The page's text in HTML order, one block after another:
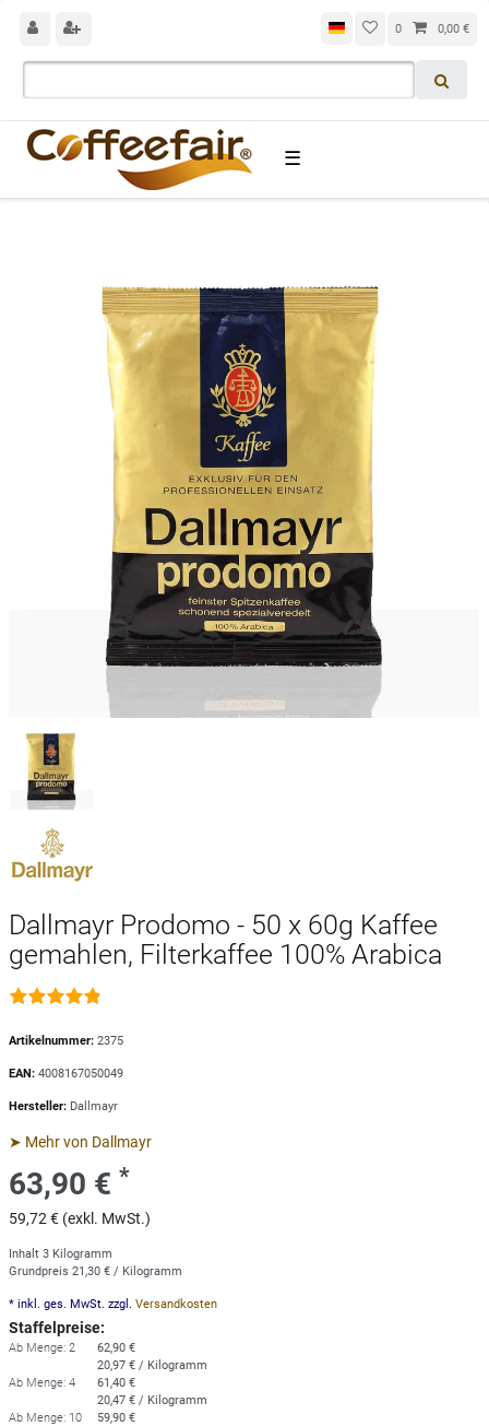
0 0,00 €
☰
Dallmayr Prodomo - 50 x 60g Kaffee
gemahlen, Filterkaffee 100% Arabica
Artikelnummer: 2375
EAN: 4008167050049
Hersteller: Dallmayr
➤ Mehr von Dallmayr
63,90 € *
59,72 € (exkl. MwSt.)
Inhalt 3 Kilogramm
Grundpreis 21,30 € / Kilogramm
* inkl. ges. MwSt. zzgl. Versandkosten
Staffelpreise:
Ab Menge: 2
62,90 €
20,97 € / Kilogramm
Ab Menge: 4
61,40 €
20,47 € / Kilogramm
Ab Menge: 10
59,90 €